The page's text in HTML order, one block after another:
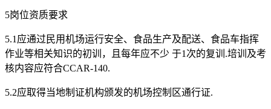
5岗位资质要求
5.1应通过民用机场运行安全、食品生产及配送、食品车指挥
作业等相关知识的初训，且每年应不少 于1次的复训.培训及考
核内容应符合CCAR-140.
5.2应取得当地制证机构颁发的机场控制区通行证.